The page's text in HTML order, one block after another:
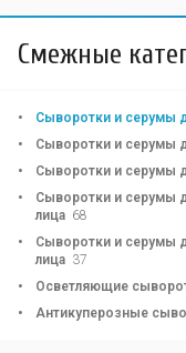
Смежные
Сыворотки и серумы
Сыворотки и серумы
Сыворотки и серумы
Сыворотки и серумы
лица 68
Сыворотки и серумы
лица 37
Осветляющие
Антикуперозные